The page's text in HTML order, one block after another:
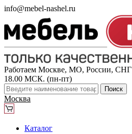
info@mebel-nashel.ru
Работаем Москве, МО, России, СНГ
18.00 МСК. (пн-пт)
Поиск
Москва
Каталог